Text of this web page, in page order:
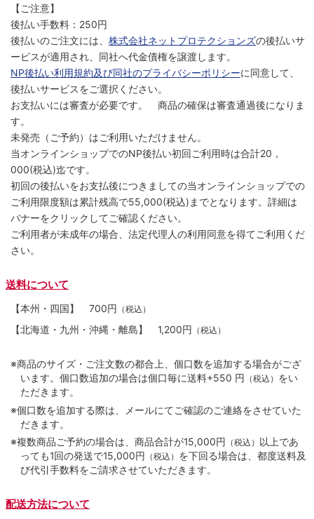
【ご注意】
後払い手数料：250円
後払いのご注文には、 株式会社ネットプロテクションズの後払いサ
ービスが適用され、同社へ代金債権を譲渡します。
NP後払い利用規約及び同社のプライバシーポリシーに同意して、
後払いサービスをご選択ください。
お支払いには審査が必要です。 商品の確保は審査通過後になりま
す。
未発売（ご予約）はご利用いただけません。
当オンラインショップでのNP後払い初回ご利用時は合計20，
000(税込)迄です。
初回の後払いをお支払後につきましての当オンラインショップでの
ご利用限度額は累計残高で55,000(税込)までとなります。詳細は
バナーをクリックしてご確認ください。
ご利用者が未成年の場合、法定代理人の利用同意を得てご利用くだ
さい。
送料について
【本州・四国】 700円 （税込）
【北海道・九州・沖縄・離島】 1,200円 （税込）
※商品のサイズ・ご注文数の都合上、個口数を追加する場合がござ
います。個口数追加の場合は個口毎に送料+550 円 （税込） をい
ただきます。
※個口数を追加する際は、メールにてご確認のご連絡をさせていた
だきます。
※複数商品ご予約の場合は、商品合計が15,000円 （税込） 以上であ
っても1回の発送で15,000円 （税込） を下回る場合は、都度送料及
び代引手数料をご請求させていただきます。
配送方法について